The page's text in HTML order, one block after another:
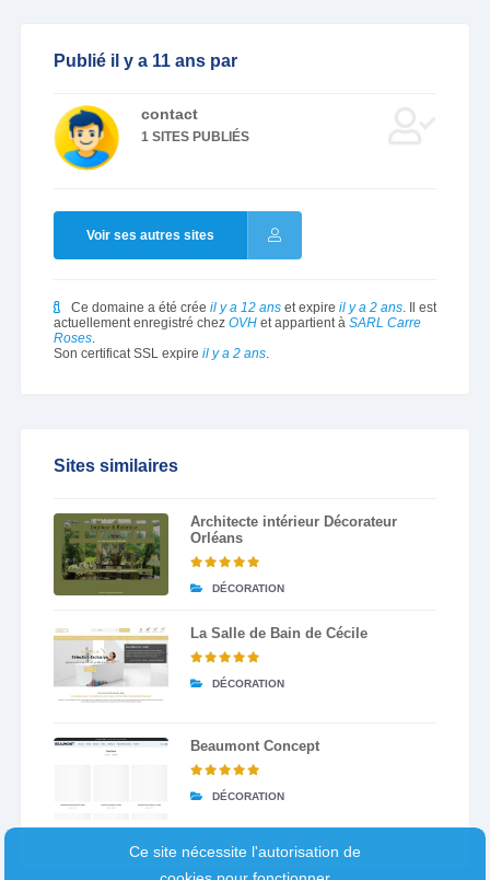
Publié il y a 11 ans par
contact
1 SITES PUBLIÉS
Voir ses autres sites
Ce domaine a été crée il y a 12 anset expire il y a 2 ans. Il est
actuellement enregistré chez OVHet appartient à SARL Carre
Roses.
Son certificat SSL expire il y a 2 ans.
Sites similaires
Architecte intérieur Décorateur
Orléans
DÉCORATION
La Salle de Bain de Cécile
DÉCORATION
Beaumont Concept
DÉCORATION
Ce site nécessite l'autorisation de